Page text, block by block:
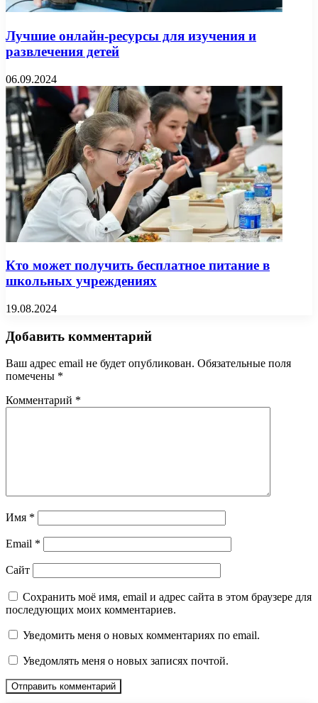
Лучшие онлайн-ресурсы для изучения и
развлечения детей
06.09.2024
Кто может получить бесплатное питание в
школьных учреждениях
19.08.2024
Добавить комментарий
Ваш адрес email не будет опубликован. Обязательные поля
помечены *
Комментарий *
Имя *
Email *
Сайт
Сохранить моё имя, email и адрес сайта в этом браузере для
последующих моих комментариев.
Уведомить меня о новых комментариях по email.
Уведомлять меня о новых записях почтой.